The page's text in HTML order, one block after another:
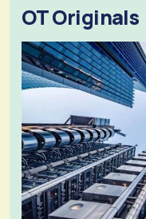
OT Originals